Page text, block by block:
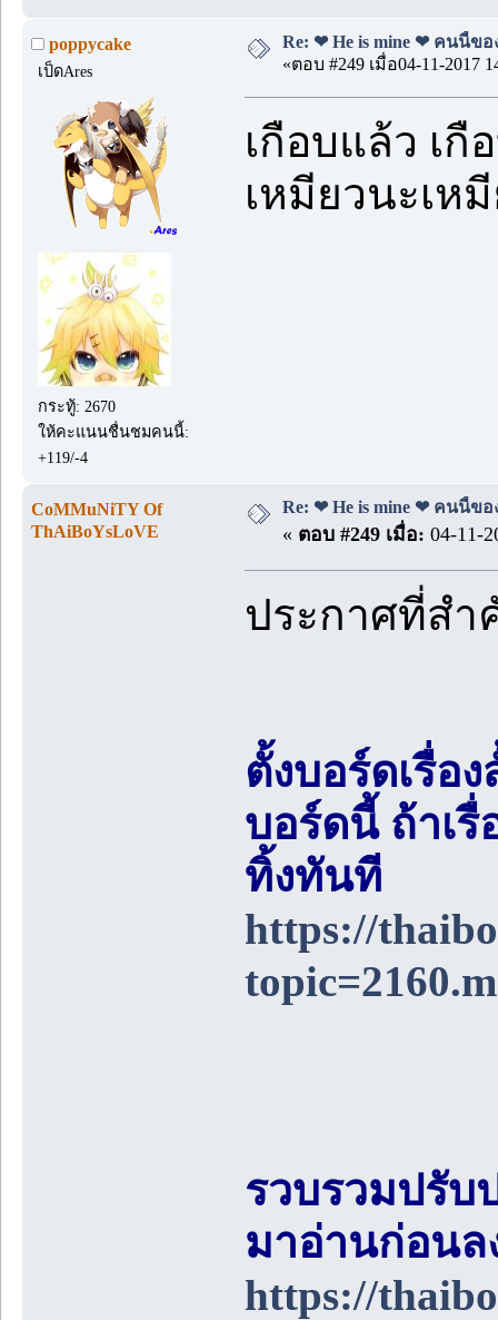
poppycake
เป็ดAres
กระทู้: 2670
ให้คะแนนชื่นชมคนนี้:
+119/-4
Re: ❤ He is mine ❤ คนนี้ขอ
«ตอบ #249 เมื่อ04-11-2017
เกือบแล้ว เกื
เหมียวนะเหมี
CoMMuNiTY Of
ThAiBoYsLoVE
Re: ❤ He is mine ❤ คนนี้ขอ
« ตอบ #249 เมื่อ: 04-11-
ประกาศที่ส
ตั้งบอร์ดเรื่อ
บอร์ดนี้ ถ้าเ
ทิ้งทันที
https://
รวบรวมปรับ
มาอ่านก่อน
https://